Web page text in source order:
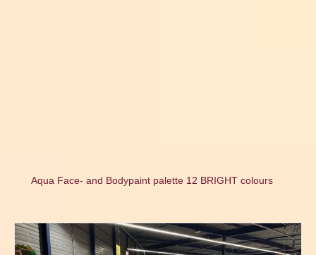
Aqua Face- and Bodypaint palette 12 BRIGHT colours